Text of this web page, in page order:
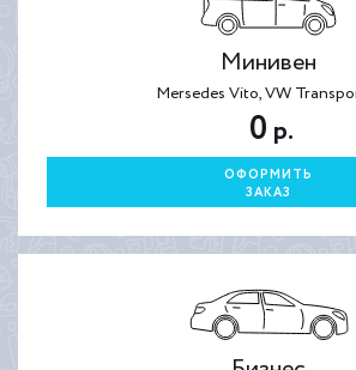
Минивен
Mersedes Vito, VW
0 р.
ОФОРМИТЬ
ЗАКАЗ